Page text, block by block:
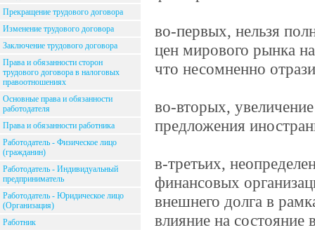
Прекращение трудового договора
Изменение трудового договора
Заключение трудового договора
Права и обязанности сторон
трудового договора в налоговых
правоотношениях
Основные права и обязанности
работодателя
Права и обязанности работника
Работодатель - Физическое лицо
(гражданин)
Работодатель - Индивидуальный
предприниматель
Работодатель - Юридическое лицо
(Организация)
Работник
во-первых, нельзя
цен мирового рынка
что несомненно
во-вторых,
предложения
в-третьих,
финансовых
внешнего долга в
влияние на состояние